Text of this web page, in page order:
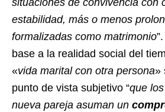
situaciones de convivencia con
estabilidad, más o menos
formalizadas como matrimonio
base a la realidad social del
«vida marital con otra persona»
punto de vista subjetivo “que
nueva pareja asuman un